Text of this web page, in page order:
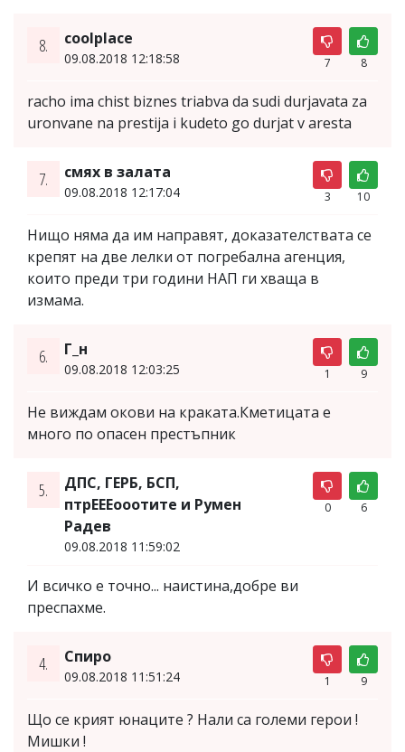
8. coolplace
09.08.2018 12:18:58 7 8
racho ima chist biznes triabva da sudi durjavata za
uronvane na prestija i kudeto go durjat v aresta
7. смях в залата
09.08.2018 12:17:04 3 10
Нищо няма да им направят, доказателствата се
крепят на две лелки от погребална агенция,
които преди три години НАП ги хваща в
измама.
6. Г_н
09.08.2018 12:03:25 1 9
Не виждам окови на краката.Кметицата е
много по опасен престъпник
5.
ДПС, ГЕРБ, БСП,
птрЕЕЕооотите и Румен
Радев
09.08.2018 11:59:02
0 6
И всичко е точно... наистина,добре ви
преспахме.
4. Спиро
09.08.2018 11:51:24 1 9
Що се крият юнаците ? Нали са големи герои !
Мишки !